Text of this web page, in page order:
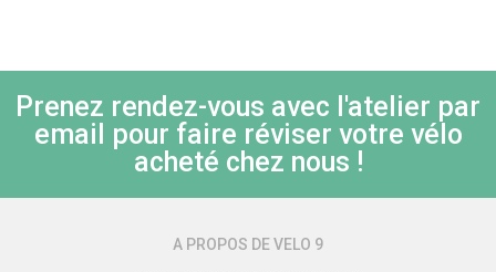
Prenez rendez-vous avec l'atelier par
email pour faire réviser votre vélo
acheté chez nous !
A PROPOS DE VELO 9